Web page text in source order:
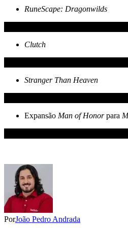
RuneScape: Dragonwilds
Clutch
Stranger Than Heaven
Expansão Man of Honorpara
PorJoão Pedro Andrada